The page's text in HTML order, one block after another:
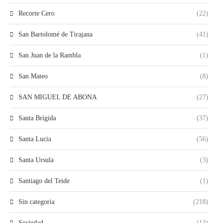
Recorte Cero (22)
San Bartolomé de Tirajana (41)
San Juan de la Rambla (1)
San Mateo (8)
SAN MIGUEL DE ABONA (27)
Santa Brígida (37)
Santa Lucia (56)
Santa Ursula (3)
Santiago del Teide (1)
Sin categoria (218)